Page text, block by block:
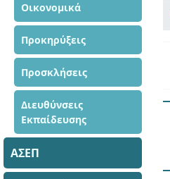
Οικονομικά
Προκηρύξεις
Προσκλήσεις
Διευθύνσεις
Εκπαίδευσης
ΑΣΕΠ